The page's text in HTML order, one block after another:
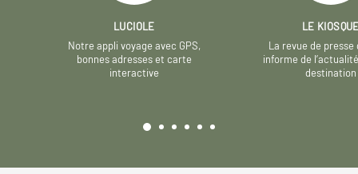
LUCIOLE
Notre appli voyage avec GPS,
bonnes adresses et carte
interactive
LE
La revue de presse
informe de
destination